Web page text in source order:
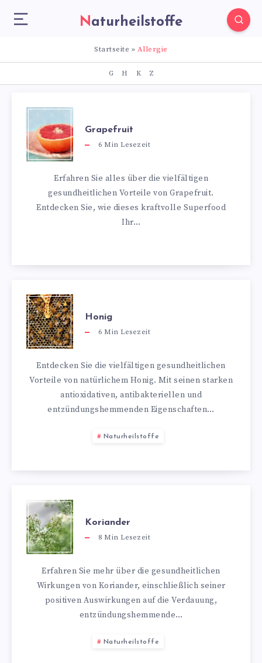
Naturheilstoffe
Startseite » Allergie
G H K Z
Grapefruit
6 Min Lesezeit
Erfahren Sie alles über die vielfältigen
gesundheitlichen Vorteile von Grapefruit.
Entdecken Sie, wie dieses kraftvolle Superfood
Ihr…
Honig
6 Min Lesezeit
Entdecken Sie die vielfältigen gesundheitlichen
Vorteile von natürlichem Honig. Mit seinen starken
antioxidativen, antibakteriellen und
entzündungshemmenden Eigenschaften…
Naturheilstoffe
Koriander
8 Min Lesezeit
Erfahren Sie mehr über die gesundheitlichen
Wirkungen von Koriander, einschließlich seiner
positiven Auswirkungen auf die Verdauung,
entzündungshemmende…
Naturheilstoffe